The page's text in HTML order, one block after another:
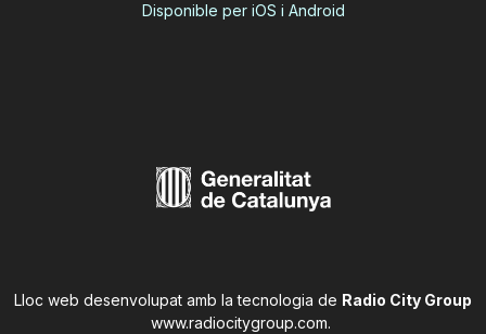
Disponible per iOS i Android
Lloc web desenvolupat amb la tecnologia de Radio City Group
www.radiocitygroup.com.